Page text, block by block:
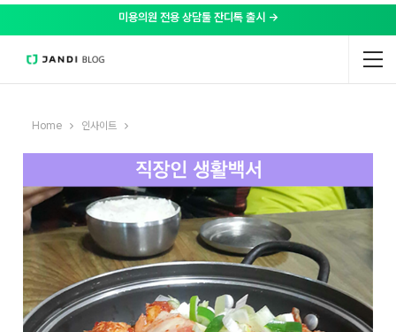
미용의원 전용 상담툴 잔디톡 출시 →
Home 인사이트